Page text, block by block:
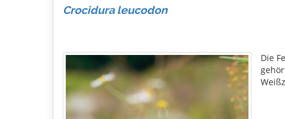
Crocidura leucodon
Die